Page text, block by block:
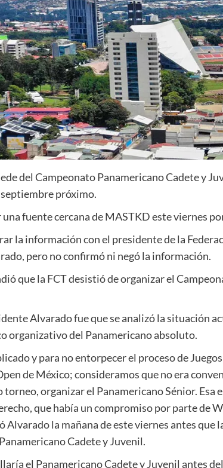
del Campeonato Panamericano Cadete y
próximo.
fuente cercana de MASTKD este viernes
la información con el presidente de la
pero no confirmó ni negó la información.
que la FCT desistió de organizar el
Alvarado fue que se analizó la situación
organizativo del Panamericano absoluto.
y para no entorpecer el proceso de
de México; consideramos que no era
organizar el Panamericano Sénior. Esa
que había un compromiso por parte de
Alvarado la mañana de este viernes antes que
Cadete y Juvenil.
el Panamericano Cadete y Juvenil antes